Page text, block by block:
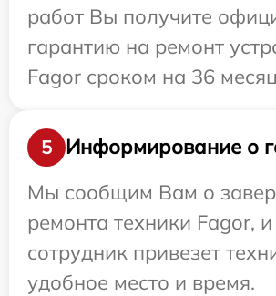
работ Вы получите
гарантию на ремонт
Fagor сроком на 36
5
Информирование о
Мы сообщим Вам о
ремонта техники Fagor,
сотрудник привезет
удобное место и время.